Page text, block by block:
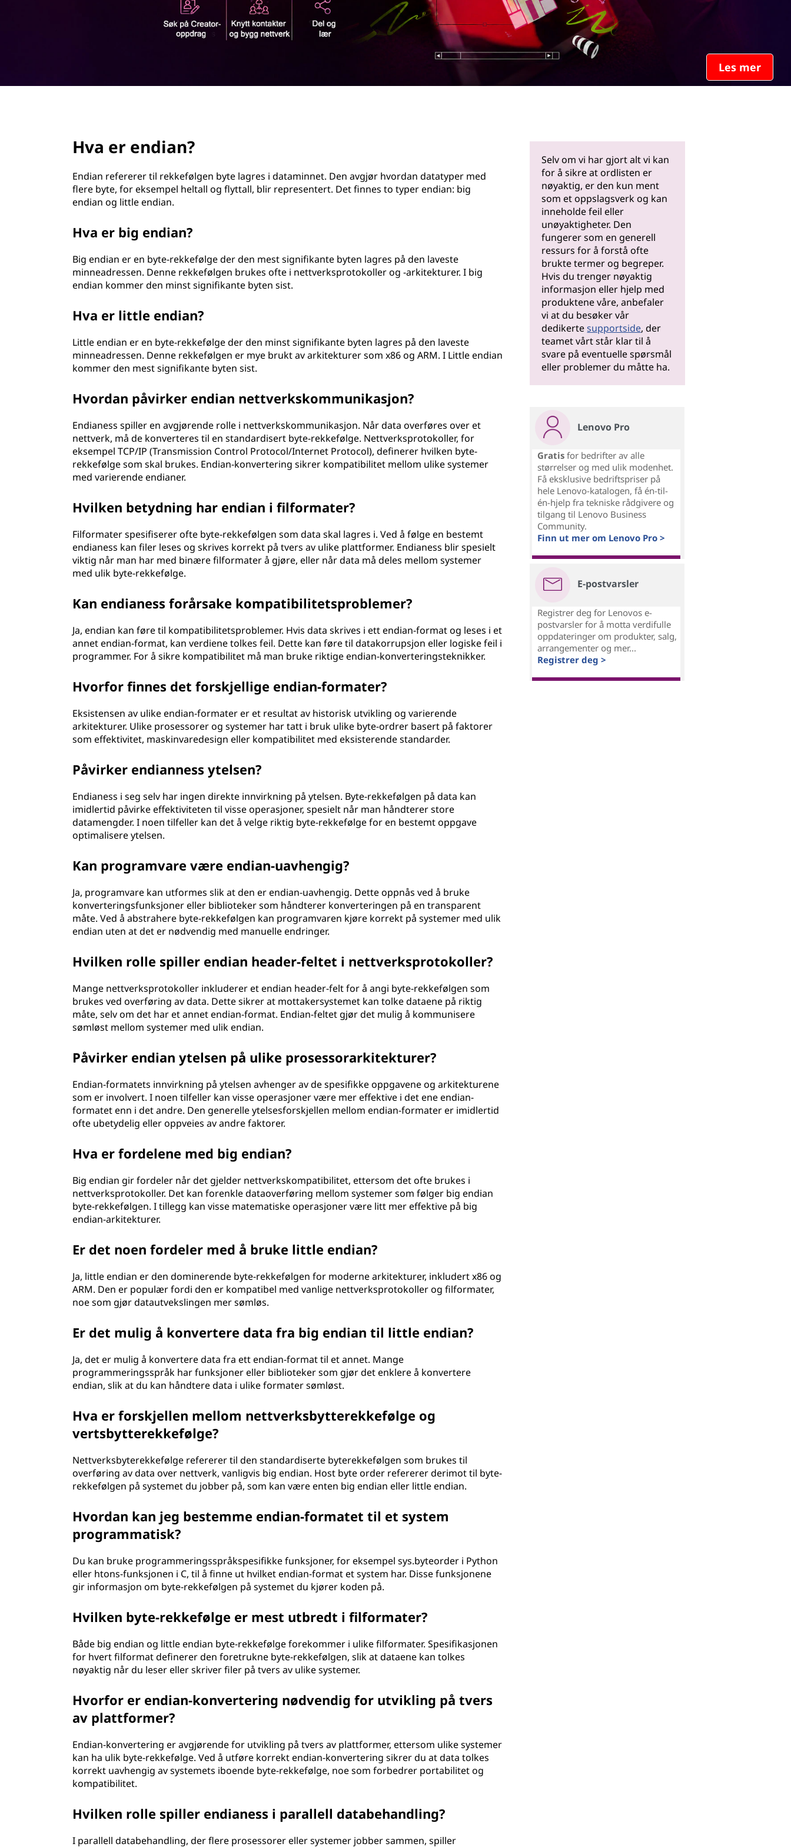
Les mer
Hva er endian?
Endian refererer til rekkefølgen byte lagres i dataminnet. Den avgjør hvordan datatyper med
flere byte, for eksempel heltall og flyttall, blir representert. Det finnes to typer endian: big
endian og little endian.
Hva er big endian?
Big endian er en byte-rekkefølge der den mest signifikante byten lagres på den laveste
minneadressen. Denne rekkefølgen brukes ofte i nettverksprotokoller og -arkitekturer. I big
endian kommer den minst signifikante byten sist.
Hva er little endian?
Little endian er en byte-rekkefølge der den minst signifikante byten lagres på den laveste
minneadressen. Denne rekkefølgen er mye brukt av arkitekturer som x86 og ARM. I Little endian
kommer den mest signifikante byten sist.
Hvordan påvirker endian nettverkskommunikasjon?
Endianess spiller en avgjørende rolle i nettverkskommunikasjon. Når data overføres over et
nettverk, må de konverteres til en standardisert byte-rekkefølge. Nettverksprotokoller, for
eksempel TCP/IP (Transmission Control Protocol/Internet Protocol), definerer hvilken byte-
rekkefølge som skal brukes. Endian-konvertering sikrer kompatibilitet mellom ulike systemer
med varierende endianer.
Hvilken betydning har endian i filformater?
Filformater spesifiserer ofte byte-rekkefølgen som data skal lagres i. Ved å følge en bestemt
endianess kan filer leses og skrives korrekt på tvers av ulike plattformer. Endianess blir spesielt
viktig når man har med binære filformater å gjøre, eller når data må deles mellom systemer
med ulik byte-rekkefølge.
Kan endianess forårsake kompatibilitetsproblemer?
Ja, endian kan føre til kompatibilitetsproblemer. Hvis data skrives i ett endian-format og leses i et
annet endian-format, kan verdiene tolkes feil. Dette kan føre til datakorrupsjon eller logiske feil i
programmer. For å sikre kompatibilitet må man bruke riktige endian-konverteringsteknikker.
Hvorfor finnes det forskjellige endian-formater?
Eksistensen av ulike endian-formater er et resultat av historisk utvikling og varierende
arkitekturer. Ulike prosessorer og systemer har tatt i bruk ulike byte-ordrer basert på faktorer
som effektivitet, maskinvaredesign eller kompatibilitet med eksisterende standarder.
Påvirker endianness ytelsen?
Endianess i seg selv har ingen direkte innvirkning på ytelsen. Byte-rekkefølgen på data kan
imidlertid påvirke effektiviteten til visse operasjoner, spesielt når man håndterer store
datamengder. I noen tilfeller kan det å velge riktig byte-rekkefølge for en bestemt oppgave
optimalisere ytelsen.
Kan programvare være endian-uavhengig?
Ja, programvare kan utformes slik at den er endian-uavhengig. Dette oppnås ved å bruke
konverteringsfunksjoner eller biblioteker som håndterer konverteringen på en transparent
måte. Ved å abstrahere byte-rekkefølgen kan programvaren kjøre korrekt på systemer med ulik
endian uten at det er nødvendig med manuelle endringer.
Hvilken rolle spiller endian header-feltet i nettverksprotokoller?
Mange nettverksprotokoller inkluderer et endian header-felt for å angi byte-rekkefølgen som
brukes ved overføring av data. Dette sikrer at mottakersystemet kan tolke dataene på riktig
måte, selv om det har et annet endian-format. Endian-feltet gjør det mulig å kommunisere
sømløst mellom systemer med ulik endian.
Påvirker endian ytelsen på ulike prosessorarkitekturer?
Endian-formatets innvirkning på ytelsen avhenger av de spesifikke oppgavene og arkitekturene
som er involvert. I noen tilfeller kan visse operasjoner være mer effektive i det ene endian-
formatet enn i det andre. Den generelle ytelsesforskjellen mellom endian-formater er imidlertid
ofte ubetydelig eller oppveies av andre faktorer.
Hva er fordelene med big endian?
Big endian gir fordeler når det gjelder nettverkskompatibilitet, ettersom det ofte brukes i
nettverksprotokoller. Det kan forenkle dataoverføring mellom systemer som følger big endian
byte-rekkefølgen. I tillegg kan visse matematiske operasjoner være litt mer effektive på big
endian-arkitekturer.
Er det noen fordeler med å bruke little endian?
Ja, little endian er den dominerende byte-rekkefølgen for moderne arkitekturer, inkludert x86 og
ARM. Den er populær fordi den er kompatibel med vanlige nettverksprotokoller og filformater,
noe som gjør datautvekslingen mer sømløs.
Er det mulig å konvertere data fra big endian til little endian?
Ja, det er mulig å konvertere data fra ett endian-format til et annet. Mange
programmeringsspråk har funksjoner eller biblioteker som gjør det enklere å konvertere
endian, slik at du kan håndtere data i ulike formater sømløst.
Hva er forskjellen mellom nettverksbytterekkefølge og
vertsbytterekkefølge?
Nettverksbyterekkefølge refererer til den standardiserte byterekkefølgen som brukes til
overføring av data over nettverk, vanligvis big endian. Host byte order refererer derimot til byte-
rekkefølgen på systemet du jobber på, som kan være enten big endian eller little endian.
Hvordan kan jeg bestemme endian-formatet til et system
programmatisk?
Du kan bruke programmeringsspråkspesifikke funksjoner, for eksempel sys.byteorder i Python
eller htons-funksjonen i C, til å finne ut hvilket endian-format et system har. Disse funksjonene
gir informasjon om byte-rekkefølgen på systemet du kjører koden på.
Hvilken byte-rekkefølge er mest utbredt i filformater?
Både big endian og little endian byte-rekkefølge forekommer i ulike filformater. Spesifikasjonen
for hvert filformat definerer den foretrukne byte-rekkefølgen, slik at dataene kan tolkes
nøyaktig når du leser eller skriver filer på tvers av ulike systemer.
Hvorfor er endian-konvertering nødvendig for utvikling på tvers
av plattformer?
Endian-konvertering er avgjørende for utvikling på tvers av plattformer, ettersom ulike systemer
kan ha ulik byte-rekkefølge. Ved å utføre korrekt endian-konvertering sikrer du at data tolkes
korrekt uavhengig av systemets iboende byte-rekkefølge, noe som forbedrer portabilitet og
kompatibilitet.
Hvilken rolle spiller endianess i parallell databehandling?
I parallell databehandling, der flere prosessorer eller systemer jobber sammen, spiller
Selv om vi har gjort alt vi kan
for å sikre at ordlisten er
nøyaktig, er den kun ment
som et oppslagsverk og kan
inneholde feil eller
unøyaktigheter. Den
fungerer som en generell
ressurs for å forstå ofte
brukte termer og begreper.
Hvis du trenger nøyaktig
informasjon eller hjelp med
produktene våre, anbefaler
vi at du besøker vår
dedikertesupportside, der
teamet vårt står klar til å
svare på eventuelle spørsmål
eller problemer du måtte ha.
Lenovo Pro
Gratis for bedrifter av alle
størrelser og med ulik modenhet.
Få eksklusive bedriftspriser på
hele Lenovo-katalogen, få én-til-
én-hjelp fra tekniske rådgivere og
tilgang til Lenovo Business
Community.
Finn ut mer om Lenovo Pro >
E-postvarsler
Registrer deg for Lenovos e-
postvarsler for å motta verdifulle
oppdateringer om produkter, salg,
arrangementer og mer...
Registrer deg >